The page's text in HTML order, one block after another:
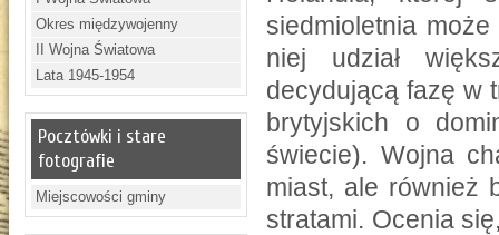
Okres międzywojenny
II Wojna Światowa
Lata 1945-1954
Pocztówki i stare
fotografie
Miejscowości gminy
siedmioletnia
niej udział
decydującą fazę w
brytyjskich o
świecie). Wojna
miast, ale również
stratami. Ocenia